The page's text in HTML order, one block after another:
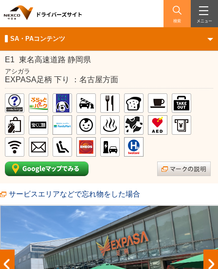
検索 メニュー
SA・PAコンテンツ
E1 東名高速道路 静岡県
アシガラ
EXPASA足柄 下り ：名古屋方面
サービスエリアなどで忘れ物をした場合